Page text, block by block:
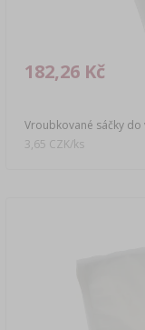
Vroubkované sáčky do
182,26 Kč
3,65 CZK/ks